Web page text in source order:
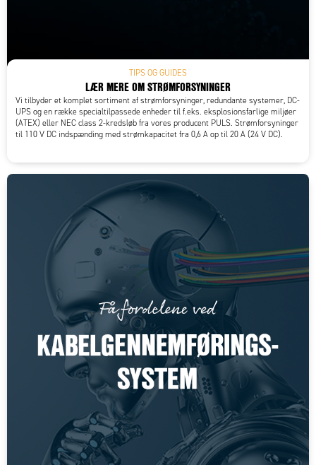
TIPS OG GUIDES
LÆR MERE OM STRØMFORSYNINGER
Vi tilbyder et komplet sortiment af strømforsyninger, redundante systemer, DC-
UPS og en række specialtilpassede enheder til f.eks. eksplosionsfarlige miljøer
(ATEX) eller NEC class 2-kredsløb fra vores producent PULS. Strømforsyninger
til 110 V DC indspænding med strømkapacitet fra 0,6 A op til 20 A (24 V DC).